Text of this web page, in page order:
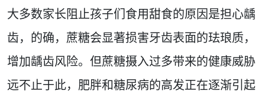
大多数家长阻止孩子们食用甜食的原因是担心龋
齿，的确，蔗糖会显著损害牙齿表面的珐琅质，
增加龋齿风险。但蔗糖摄入过多带来的健康威胁
远不止于此，肥胖和糖尿病的高发正在逐渐引起